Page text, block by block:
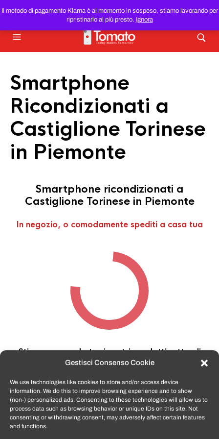
Gestisci Consenso Cookie
We use technologies like cookies to store and/or access device
information. We do this to improve browsing experience and to show
(non-) personalized ads. Consenting to these technologies will allow us to
process data such as browsing behavior or unique IDs on this site. Not
consenting or withdrawing consent, may adversely affect certain features
and functions.
Il metodo di pagamento Klarna è al momento in sospeso, stiamo lavorando per
ripristinarlo al più presto. Ignora
SMARTPHONE E TABLET RICONDIZIONATIAL MIGLIOR
PREZZO DEL WEB!
Smartphone
Ricondizionati a
Castiglione Torinese
in Piemonte
Smartphone ricondizionati a
Castiglione Torinese in Piemonte
In negozio, o comodamente spediti a casa tua
Stiamo cercando tra i nostri prodotti, attendi
qualche secondo…
TomatoSmartphone.itè lo shop n.1 in italia per
smartphone ricondizionati garantiti e certificati
di tutte le marche,APPLE, SAMSUNG, HUAWEI,
ONEPLUS, XIAOMI e tanto altro